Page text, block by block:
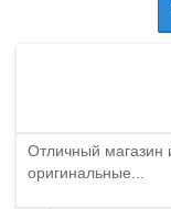
Отличный магазин
оригинальные...